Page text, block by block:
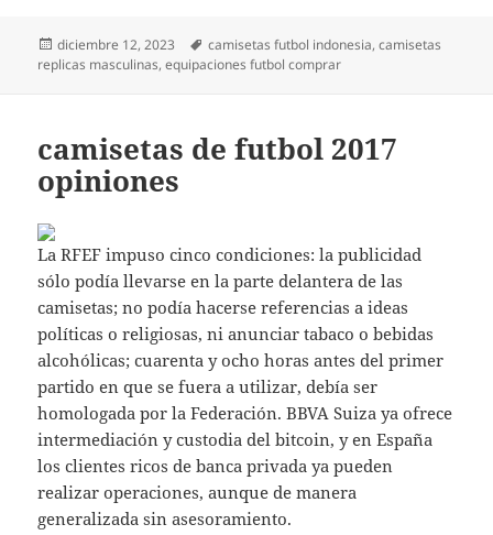
Publicado
el
diciembre 12, 2023 Etiquetas
camisetas futbol indonesia,camisetas
replicas masculinas,equipaciones futbol comprar
camisetas de futbol 2017
opiniones
La RFEF impuso cinco condiciones: la publicidad
sólo podía llevarse en la parte delantera de las
camisetas; no podía hacerse referencias a ideas
políticas o religiosas, ni anunciar tabaco o bebidas
alcohólicas; cuarenta y ocho horas antes del primer
partido en que se fuera a utilizar, debía ser
homologada por la Federación. BBVA Suiza ya ofrece
intermediación y custodia del bitcoin, y en España
los clientes ricos de banca privada ya pueden
realizar operaciones, aunque de manera
generalizada sin asesoramiento.